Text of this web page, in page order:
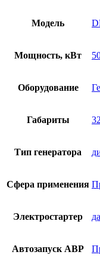
Модель
Мощность, кВт
Оборудование
Габариты
Тип генератора
Сфера применения
Электростартер да
Автозапуск АВР